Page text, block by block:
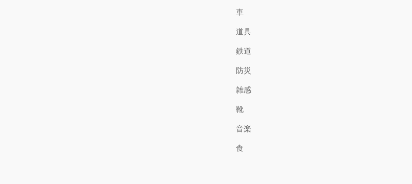
車
道具
鉄道
防災
雑感
靴
音楽
食